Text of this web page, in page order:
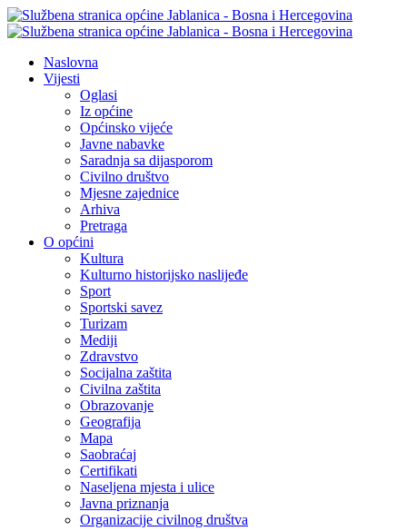
Naslovna
Vijesti
Oglasi
Iz općine
Općinsko vijeće
Javne nabavke
Saradnja sa dijasporom
Civilno društvo
Mjesne zajednice
Arhiva
Pretraga
O općini
Kultura
Kulturno historijsko naslijeđe
Sport
Sportski savez
Turizam
Mediji
Zdravstvo
Socijalna zaštita
Civilna zaštita
Obrazovanje
Geografija
Mapa
Saobraćaj
Certifikati
Naseljena mjesta i ulice
Javna priznanja
Organizacije civilnog društva